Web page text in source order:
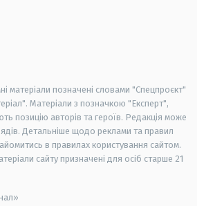
матеріали позначені словами "Спецпроєкт"
Матеріали з позначкою "Експерт",
позицію авторів та героїв. Редакція може
Детальніше щодо реклами та правил
в правилах користування сайтом.
сайту призначені для осіб старше 21